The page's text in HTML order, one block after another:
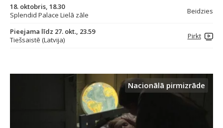
18. oktobris, 18.30
Splendid Palace Lielā zāle
Beidzies
Pieejama līdz 27. okt., 23.59
Tiešsaistē (Latvija)
Pirkt
Nacionālā pirmizrāde